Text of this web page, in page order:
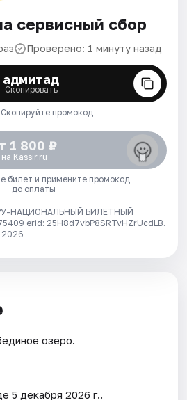
сервисный сбор
Проверено: 1 минуту назад
адмитад
Скопировать
промокод
1 800 ₽
на Kassir.ru
билет и примените промокод
до оплаты
НАЦИОНАЛЬНЫЙ БИЛЕТНЫЙ
erid: 25H8d7vbP8SRTvHZrUcdLB.
2026
озеро.
5 декабря 2026 г..